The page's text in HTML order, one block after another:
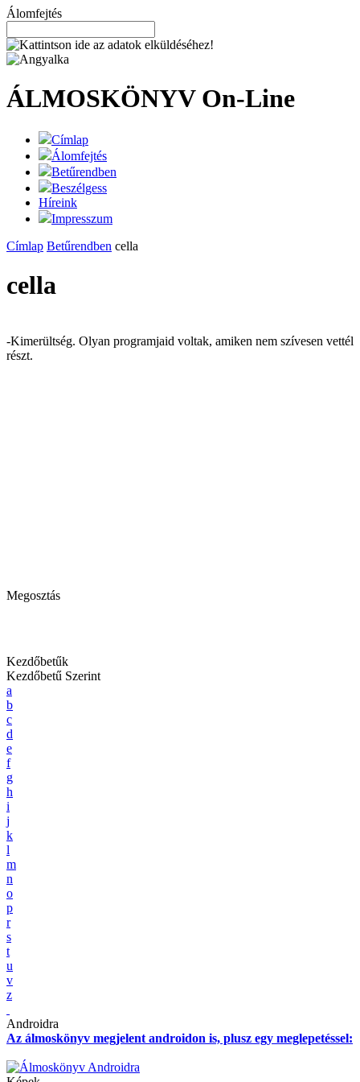
Álomfejtés
ÁLMOSKÖNYV On-Line
Címlap
Álomfejtés
Betűrendben
Beszélgess
Híreink
Impresszum
Címlap Betűrendben cella
cella
-Kimerültség. Olyan programjaid voltak, amiken nem szívesen vettél
részt.
Megosztás
Kezdőbetűk
Kezdőbetű Szerint
a
b
c
d
e
f
g
h
i
j
k
l
m
n
o
p
r
s
t
u
v
z
Androidra
Az álmoskönyv megjelent androidon is, plusz egy meglepetéssel: